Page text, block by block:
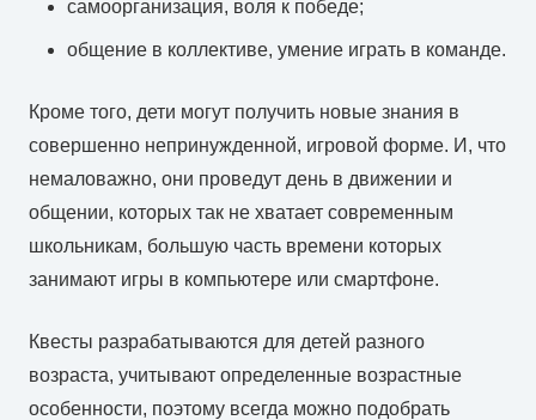
самоорганизация, воля к победе;
общение в коллективе, умение играть в команде.
Кроме того, дети могут получить новые знания в
совершенно непринужденной, игровой форме. И, что
немаловажно, они проведут день в движении и
общении, которых так не хватает современным
школьникам, большую часть времени которых
занимают игры в компьютере или смартфоне.
Квесты разрабатываются для детей разного
возраста, учитывают определенные возрастные
особенности, поэтому всегда можно подобрать